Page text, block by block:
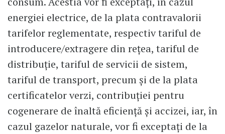
energiei electrice, de la plata contravalorii
tarifelor reglementate, respectiv tariful de
introducere/extragere din reţea, tariful de
distribuţie, tariful de servicii de sistem,
tariful de transport, precum şi de la plata
certificatelor verzi, contribuţiei pentru
cogenerare de înaltă eficienţă şi accizei, iar, în
cazul gazelor naturale, vor fi exceptaţi de la